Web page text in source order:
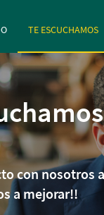
TE ESCUCHAMOS
con nosotros
a mejorar!!